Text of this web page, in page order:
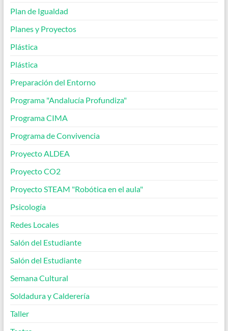
Plan de Igualdad
Planes y Proyectos
Plástica
Plástica
Preparación del Entorno
Programa "Andalucía Profundiza"
Programa CIMA
Programa de Convivencia
Proyecto ALDEA
Proyecto CO2
Proyecto STEAM "Robótica en el aula"
Psicología
Redes Locales
Salón del Estudiante
Salón del Estudiante
Semana Cultural
Soldadura y Calderería
Taller